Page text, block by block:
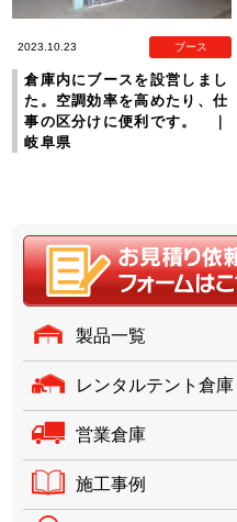
2023.10.23 ブース
倉庫内にブースを設営しまし
た。空調効率を高めたり、仕
事の区分けに便利です。 ｜
岐阜県
製品一覧
レンタルテント倉庫
営業倉庫
施工事例